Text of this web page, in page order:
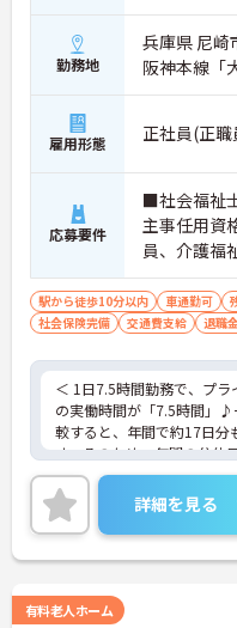
勤務地
兵庫県 尼崎
阪神本線「
雇用形態 正社員(正職
応募要件
■社会福祉
主事任用資
員、介護福
免許必須（
駅から徒歩10分以内 車通勤可
社会保険完備
交通費支給 退職
＜ 1日7.5時間勤務で、プ
の実働時間が「7.5時間」
較すると、年間で約17日分
す。そのため、年間の公休
的には「年間休日124日相
になります。残業も月0～
で、仕事終わりの時間や休
めに使うことができます。
＜成長できる環境＞人材育
おり、ワークライフバラン
詳細を見る
有料老人ホーム